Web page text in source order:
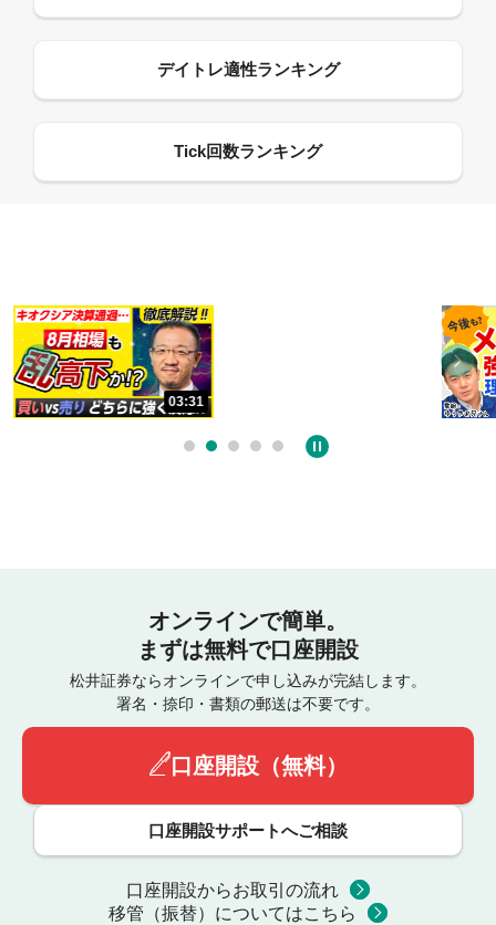
オンラインで簡単。
まずは無料で口座開設
松井証券ならオンラインで申し込みが完結します。
署名・捺印・書類の郵送は不要です。
口座開設（無料）
口座開設サポートへご相談
口座開設からお取引の流れ
移管（振替）についてはこちら